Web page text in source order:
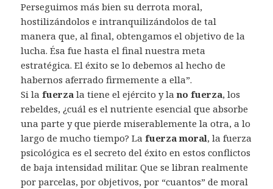
Perseguimos más bien su derrota moral,
hostilizándolos e intranquilizándolos de tal
manera que, al final, obtengamos el objetivo de la
lucha. Ésa fue hasta el final nuestra meta
estratégica. El éxito se lo debemos al hecho de
habernos aferrado firmemente a ella”.
Si lafuerza la tiene el ejército y lano fuerza, los
rebeldes, ¿cuál es el nutriente esencial que absorbe
una parte y que pierde miserablemente la otra, a lo
largo de mucho tiempo? Lafuerza moral, la fuerza
psicológica es el secreto del éxito en estos conflictos
de baja intensidad militar. Que se libran realmente
por parcelas, por objetivos, por “cuantos” de moral